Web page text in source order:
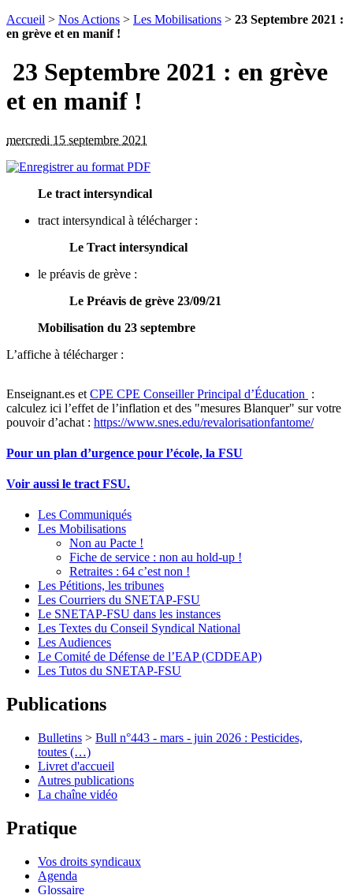
Accueil > Nos Actions > Les Mobilisations > 23 Septembre 2021 :
en grève et en manif !
23 Septembre 2021 : en grève
et en manif !
mercredi 15 septembre 2021
Le tract intersyndical
tract intersyndical à télécharger :
Le Tract intersyndical
le préavis de grève :
Le Préavis de grève 23/09/21
Mobilisation du 23 septembre
L’affiche à télécharger :
Enseignant.es et CPE CPE Conseiller Principal d’Éducation :
calculez ici l’effet de l’inflation et des "mesures Blanquer" sur votre
pouvoir d’achat : https://www.snes.edu/revalorisationfantome/
Pour un plan d’urgence pour l’école, la FSU
Voir aussi le tract FSU.
Les Communiqués
Les Mobilisations
Non au Pacte !
Fiche de service : non au hold-up !
Retraites : 64 c’est non !
Les Pétitions, les tribunes
Les Courriers du SNETAP-FSU
Le SNETAP-FSU dans les instances
Les Textes du Conseil Syndical National
Les Audiences
Le Comité de Défense de l’EAP (CDDEAP)
Les Tutos du SNETAP-FSU
Publications
Bulletins > Bull n°443 - mars - juin 2026 : Pesticides,
toutes (…)
Livret d'accueil
Autres publications
La chaîne vidéo
Pratique
Vos droits syndicaux
Agenda
Glossaire